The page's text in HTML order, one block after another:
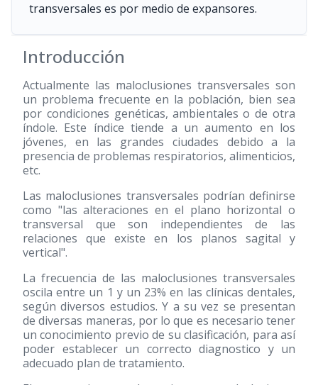
transversales es por medio de expansores.
Introducción
Actualmente las maloclusiones transversales son
un problema frecuente en la población, bien sea
por condiciones genéticas, ambientales o de otra
índole. Este índice tiende a un aumento en los
jóvenes, en las grandes ciudades debido a la
presencia de problemas respiratorios, alimenticios,
etc.
Las maloclusiones transversales podrían definirse
como "las alteraciones en el plano horizontal o
transversal que son independientes de las
relaciones que existe en los planos sagital y
vertical".
La frecuencia de las maloclusiones transversales
oscila entre un 1 y un 23% en las clínicas dentales,
según diversos estudios. Y a su vez se presentan
de diversas maneras, por lo que es necesario tener
un conocimiento previo de su clasificación, para así
poder establecer un correcto diagnostico y un
adecuado plan de tratamiento.